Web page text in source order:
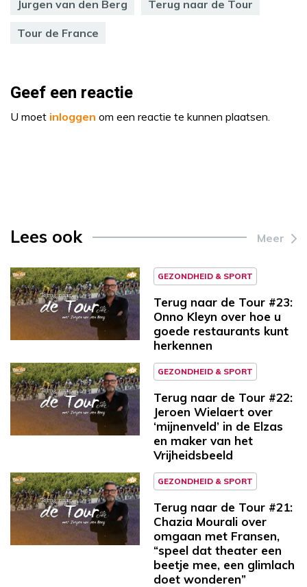
Jurgen van den Berg Terug naar de Tour
Tour de France
Geef een reactie
U moet inloggen om een reactie te kunnen plaatsen.
Lees ook Meer
GEZONDHEID & SPORT
Terug naar de Tour #23:
Onno Kleyn over hoe u
goede restaurants kunt
herkennen
GEZONDHEID & SPORT
Terug naar de Tour #22:
Jeroen Wielaert over
‘mijnenveld’ in de Elzas
en maker van het
Vrijheidsbeeld
GEZONDHEID & SPORT
Terug naar de Tour #21:
Chazia Mourali over
omgaan met Fransen,
“speel dat theater een
beetje mee, een glimlach
doet wonderen”